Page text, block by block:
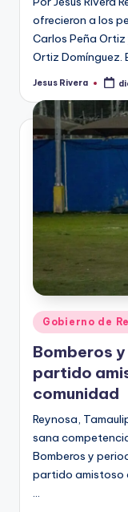
ofrecieron a los
Carlos Peña Ortiz
Ortiz Domínguez.
Publicado
Jesus Rivera
Publicado
en
Gobierno de
Bomberos
partido
comunidad
Reynosa,
sana
Bomberos y
partido amistoso
…